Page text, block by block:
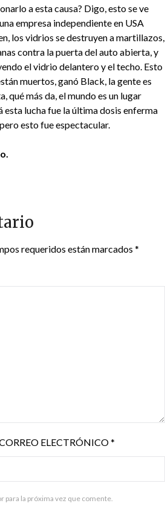
a esta causa? Digo, esto se ve
empresa independiente en USA
los vidrios se destruyen a martillazos,
contra la puerta del auto abierta, y
el vidrio delantero y el techo. Esto
muertos, ganó Black, la gente es
qué más da, el mundo es un lugar
lucha fue la última dosis enferma
esto fue espectacular.
requeridos están marcados *
ELECTRÓNICO*
para la próxima vez que comente.